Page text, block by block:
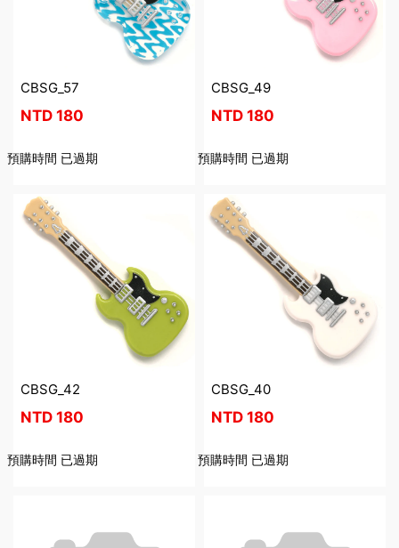
CBSG_57
NTD 180
預購時間 已過期
CBSG_49
NTD 180
預購時間 已過期
CBSG_42
NTD 180
預購時間 已過期
CBSG_40
NTD 180
預購時間 已過期